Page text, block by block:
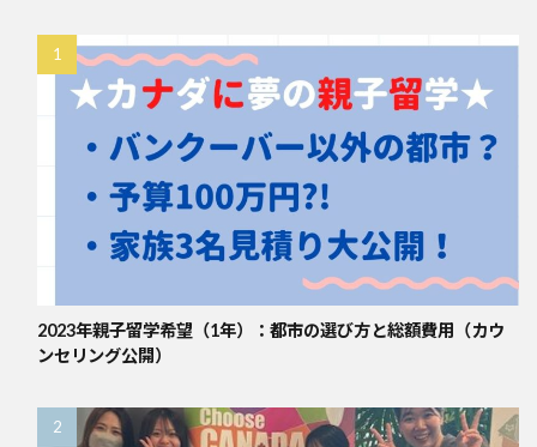
2023年親子留学希望（1年）：都市の選び方と総額費用（カウ
ンセリング公開）